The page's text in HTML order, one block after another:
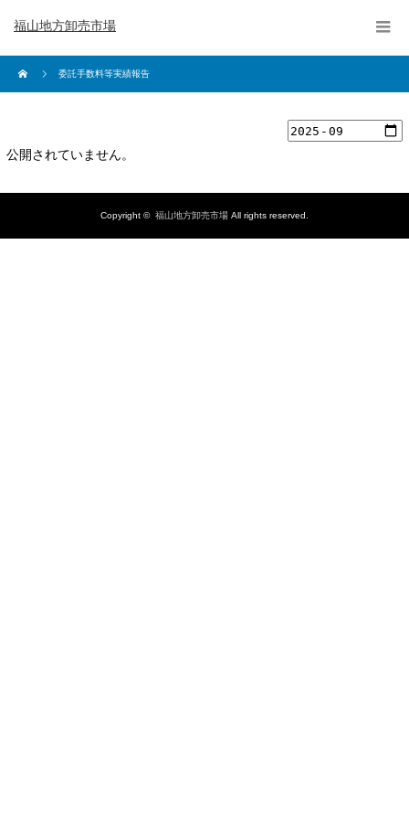
福山地方卸売市場
委託手数料等実績報告
公開されていません。
Copyright © 福山地方卸売市場 All rights reserved.